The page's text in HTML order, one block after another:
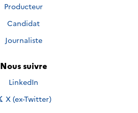
Producteur
Candidat
Journaliste
Nous suivre
Nous suivre sur
LinkedIn
Nous suivre sur
X (ex-Twitter)